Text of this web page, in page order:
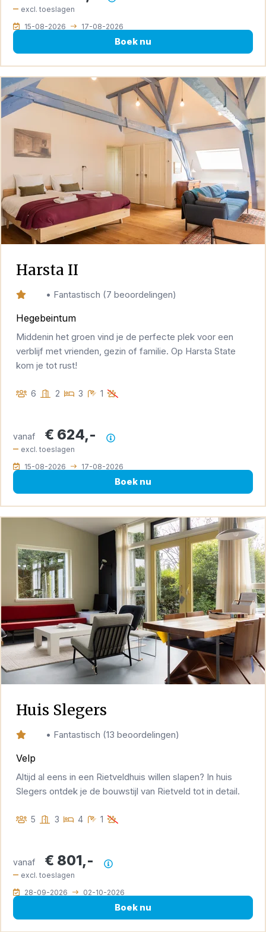
excl. toeslagen
15-08-2026
17-08-2026
Boek nu
Harsta II
• Fantastisch (7 beoordelingen)
Hegebeintum
Middenin het groen vind je de perfecte plek voor een
verblijf met vrienden, gezin of familie. Op Harsta State
kom je tot rust!
6 2 3 1
vanaf € 624,-
excl. toeslagen
15-08-2026
17-08-2026
Boek nu
Huis Slegers
• Fantastisch (13 beoordelingen)
Velp
Altijd al eens in een Rietveldhuis willen slapen? In huis
Slegers ontdek je de bouwstijl van Rietveld tot in detail.
5 3 4 1
vanaf € 801,-
excl. toeslagen
28-09-2026
02-10-2026
Boek nu